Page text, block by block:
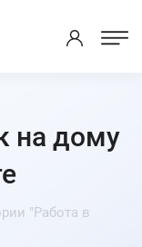
на дому
"Работа в